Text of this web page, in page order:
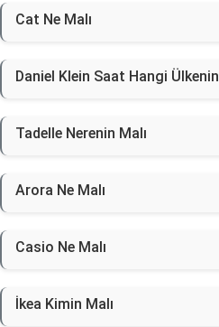
Cat Ne Malı
Daniel Klein Saat Hangi Ülkenin
Tadelle Nerenin Malı
Arora Ne Malı
Casio Ne Malı
İkea Kimin Malı